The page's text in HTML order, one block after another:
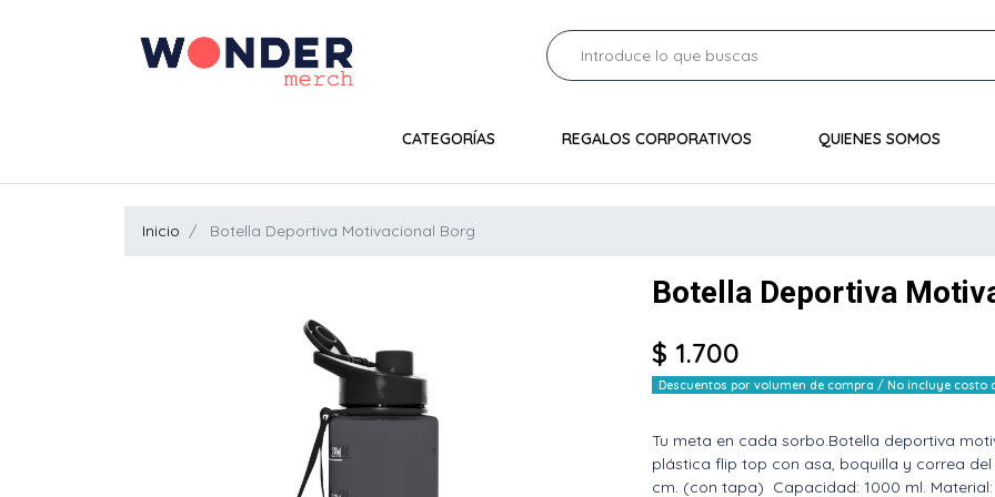
CATEGORÍAS REGALOS CORPORATIVOS QUIENES SOMOS
Inicio Botella Deportiva Motivacional Borg
Botella Deportiva
$ 1.700
Descuentos por volumen de compra / No incluye costo
Tu meta en cada sorbo.Botella deportiva
plástica flip top con asa, boquilla y correa
cm. (con tapa) Capacidad: 1000 ml.